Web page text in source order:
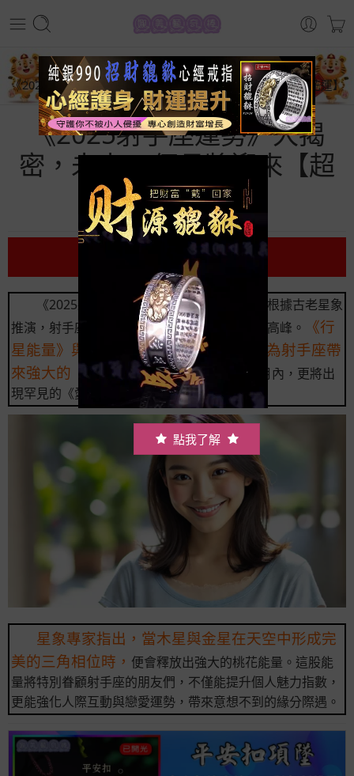
首頁
星座運勢
《2025射手座運勢》大揭密，未來 8 個月將迎來【超強桃花運】
《2025射手座運勢》大揭
密，未來 8 個月將迎來【超
強桃花運】
前言
《2025射手座運勢》即將揭開神秘面紗，根據古老星象
推演，射手座將在2025年迎來前所未有的運勢高峰。
《行
星能量》與《星座磁場》的特殊交會，為射手座帶
來強大的《桃花磁場》，尤其在未來8個月內，更將出
現罕見的《愛情共振》現象。
星象專家指出，當木星與金星在天空中形成完
美的三角相位時， 便會釋放出強大的桃花能量。這股能
量將特別眷顧射手座的朋友們，不僅能提升個人魅力指數，
更能強化人際互動與戀愛運勢，帶來意想不到的緣分際遇。
點我了解